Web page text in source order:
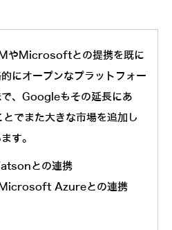
やMicrosoftとの提携を既に
にオープンなプラットフォー
、Googleもその延長にあ
でまた大きな市場を追加し
す。
との連携
Azureとの連携